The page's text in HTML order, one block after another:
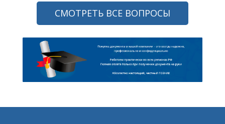
СМОТРЕТЬ ВСЕ ВОПРОСЫ